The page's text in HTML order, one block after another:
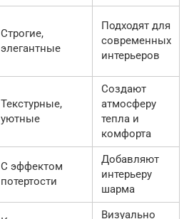
Строгие,
элегантные
Подходят для
современных
интерьеров
Текстурные,
уютные
Создают
атмосферу
тепла и
комфорта
С эффектом
потертости
Добавляют
интерьеру
шарма
Визуально